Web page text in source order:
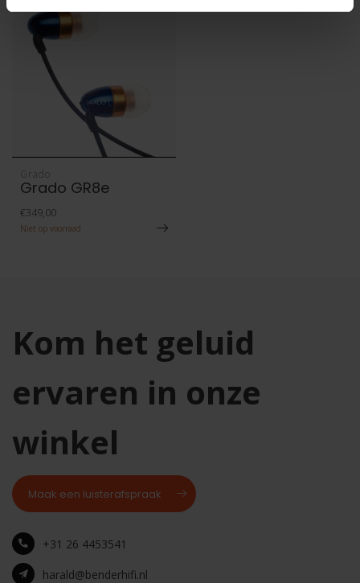
Grado
Grado GR8e
€349,00
Niet op voorraad
Kom het geluid
ervaren in onze
winkel
Maak een luisterafspraak
+31 26 4453541
harald@benderhifi.nl